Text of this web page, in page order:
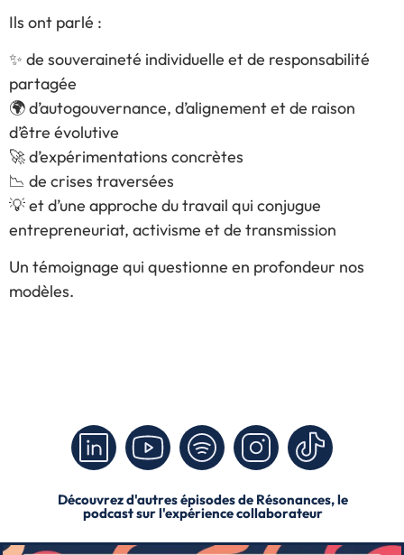
Ils ont parlé :
✨ de souveraineté individuelle et de responsabilité
partagée
🌍 d’autogouvernance, d’alignement et de raison
d’être évolutive
🚀 d’expérimentations concrètes
📉 de crises traversées
💡 et d’une approche du travail qui conjugue
entrepreneuriat, activisme et de transmission
Un témoignage qui questionne en profondeur nos
modèles.
Découvrez d'autres épisodes de Résonances, le
podcast sur l'expérience collaborateur